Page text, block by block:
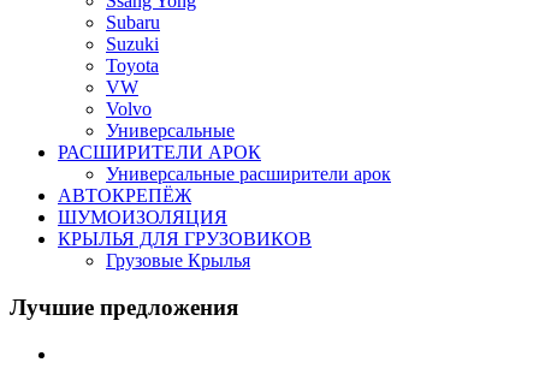
Subaru
Suzuki
Toyota
VW
Volvo
Универсальные
РАСШИРИТЕЛИ АРОК
Универсальные расширители арок
АВТОКРЕПЁЖ
ШУМОИЗОЛЯЦИЯ
КРЫЛЬЯ ДЛЯ ГРУЗОВИКОВ
Грузовые Крылья
Лучшие предложения